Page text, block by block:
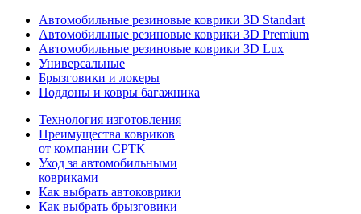
Автомобильные резиновые коврики 3D Standart
Автомобильные резиновые коврики 3D Premium
Автомобильные резиновые коврики 3D Lux
Универсальные
Брызговики и локеры
Поддоны и ковры багажника
Технология изготовления
Преимущества ковриков
от компании СРТК
Уход за автомобильными
ковриками
Как выбрать автоковрики
Как выбрать брызговики